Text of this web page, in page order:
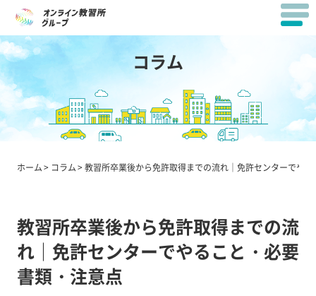
コラム
ホーム コラム 教習所卒業後から免許取得までの流れ｜免許センターでや
教習所卒業後から免許取得までの流
れ｜免許センターでやること・必要
書類・注意点